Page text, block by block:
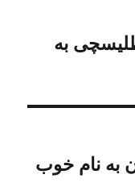
به
به نام خوب